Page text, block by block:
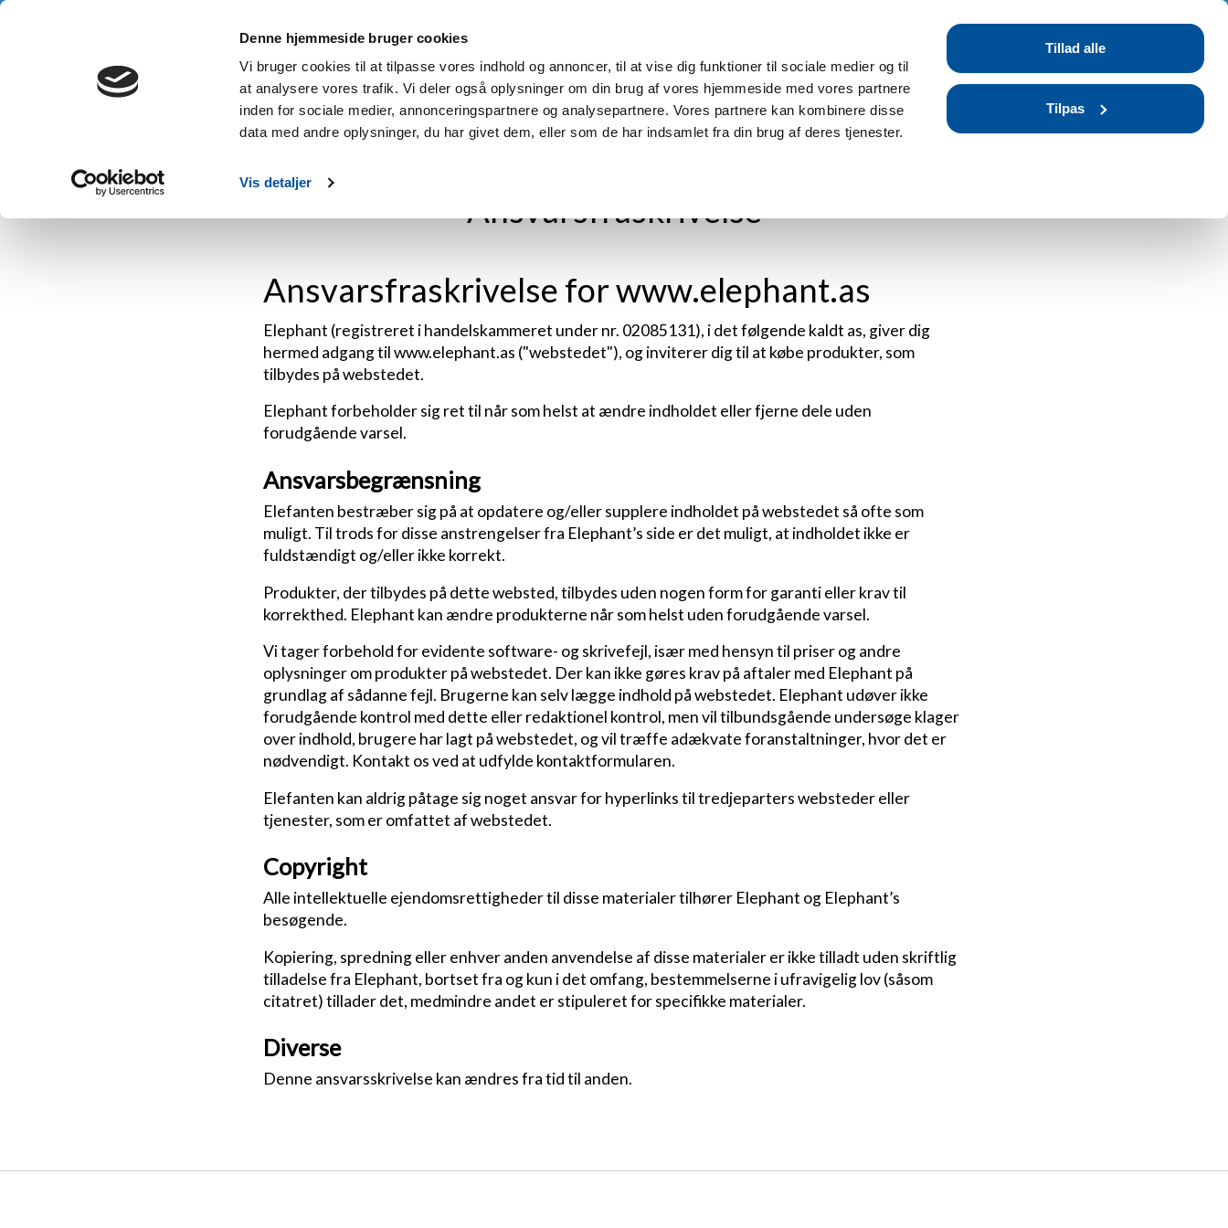
Denne hjemmeside bruger cookies
Vi bruger cookies til at tilpasse vores indhold og annoncer, til at vise dig funktioner til sociale medier og til
at analysere vores trafik. Vi deler også oplysninger om din brug af vores hjemmeside med vores partnere
inden for sociale medier, annonceringspartnere og analysepartnere. Vores partnere kan kombinere disse
data med andre oplysninger, du har givet dem, eller som de har indsamlet fra din brug af deres tjenester.
Vis detaljer
Tillad alle
Tilpas
Hjem Produkter Find din model Manualer Find forhandler Blog
Ansvarsfraskrivelse
Ansvarsfraskrivelse for www.elephant.as
Elephant (registreret i handelskammeret under nr. 02085131), i det følgende kaldt as, giver dig
hermed adgang til www.elephant.as ("webstedet"), og inviterer dig til at købe produkter, som
tilbydes på webstedet.
Elephant forbeholder sig ret til når som helst at ændre indholdet eller fjerne dele uden
forudgående varsel.
Ansvarsbegrænsning
Elefanten bestræber sig på at opdatere og/eller supplere indholdet på webstedet så ofte som
muligt. Til trods for disse anstrengelser fra Elephant’s side er det muligt, at indholdet ikke er
fuldstændigt og/eller ikke korrekt.
Produkter, der tilbydes på dette websted, tilbydes uden nogen form for garanti eller krav til
korrekthed. Elephant kan ændre produkterne når som helst uden forudgående varsel.
Vi tager forbehold for evidente software- og skrivefejl, især med hensyn til priser og andre
oplysninger om produkter på webstedet. Der kan ikke gøres krav på aftaler med Elephant på
grundlag af sådanne fejl. Brugerne kan selv lægge indhold på webstedet. Elephant udøver ikke
forudgående kontrol med dette eller redaktionel kontrol, men vil tilbundsgående undersøge klager
over indhold, brugere har lagt på webstedet, og vil træffe adækvate foranstaltninger, hvor det er
nødvendigt. Kontakt os ved at udfylde kontaktformularen.
Elefanten kan aldrig påtage sig noget ansvar for hyperlinks til tredjeparters websteder eller
tjenester, som er omfattet af webstedet.
Copyright
Alle intellektuelle ejendomsrettigheder til disse materialer tilhører Elephant og Elephant’s
besøgende.
Kopiering, spredning eller enhver anden anvendelse af disse materialer er ikke tilladt uden skriftlig
tilladelse fra Elephant, bortset fra og kun i det omfang, bestemmelserne i ufravigelig lov (såsom
citatret) tillader det, medmindre andet er stipuleret for specifikke materialer.
Diverse
Denne ansvarsskrivelse kan ændres fra tid til anden.